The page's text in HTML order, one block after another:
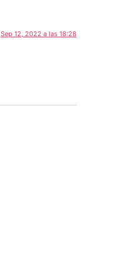
Sep 12, 2022 a las 18:28